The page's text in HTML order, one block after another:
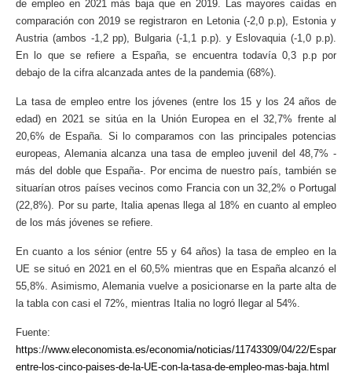
de empleo en 2021 más baja que en 2019. Las mayores caídas en
comparación con 2019 se registraron en Letonia (-2,0 p.p), Estonia y
Austria (ambos -1,2 pp), Bulgaria (-1,1 p.p). y Eslovaquia (-1,0 p.p).
En lo que se refiere a España, se encuentra todavía 0,3 p.p por
debajo de la cifra alcanzada antes de la pandemia (68%).
La tasa de empleo entre los jóvenes (entre los 15 y los 24 años de
edad) en 2021 se sitúa en la Unión Europea en el 32,7% frente al
20,6% de España. Si lo comparamos con las principales potencias
europeas, Alemania alcanza una tasa de empleo juvenil del 48,7% -
más del doble que España-. Por encima de nuestro país, también se
situarían otros países vecinos como Francia con un 32,2% o Portugal
(22,8%). Por su parte, Italia apenas llega al 18% en cuanto al empleo
de los más jóvenes se refiere.
En cuanto a los sénior (entre 55 y 64 años) la tasa de empleo en la
UE se situó en 2021 en el 60,5% mientras que en España alcanzó el
55,8%. Asimismo, Alemania vuelve a posicionarse en la parte alta de
la tabla con casi el 72%, mientras Italia no logró llegar al 54%.
Fuente:
https://www.eleconomista.es/economia/noticias/11743309/04/22/Espana-
entre-los-cinco-paises-de-la-UE-con-la-tasa-de-empleo-mas-baja.html